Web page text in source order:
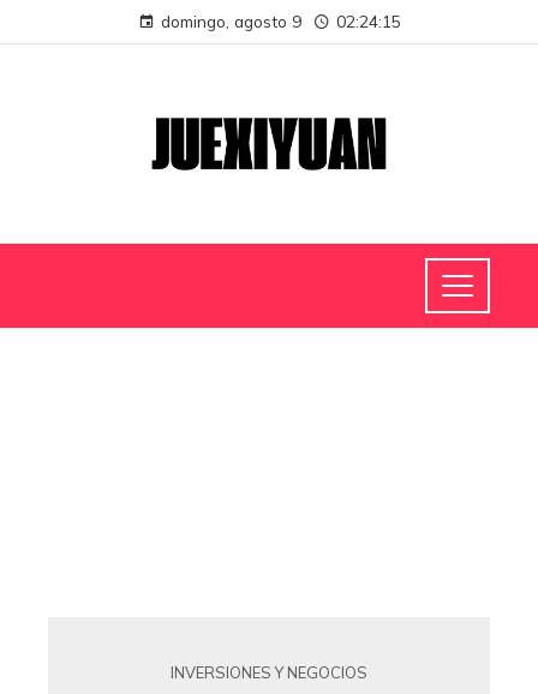
domingo, agosto 9 02:24:15
INVERSIONES Y NEGOCIOS